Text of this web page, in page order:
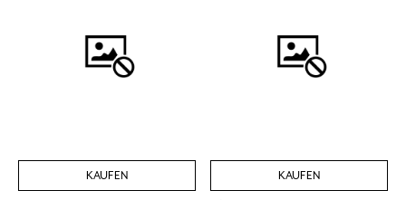
KAUFEN KAUFEN